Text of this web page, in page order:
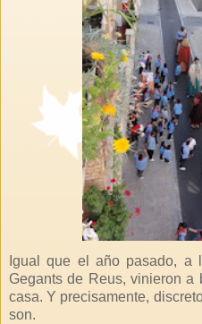
Igual que el año pasado, a
Gegants de Reus, vinieron
casa. Y precisamente,
son.